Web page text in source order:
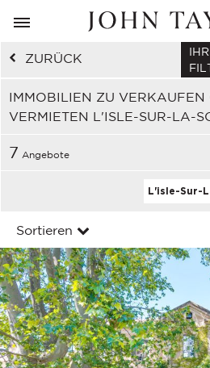
ZURÜCK
IMMOBILIEN ZU VERKAUFEN
VERMIETEN L'ISLE-SUR-LA-
7 Angebote
L'isle-Sur-
Sortieren